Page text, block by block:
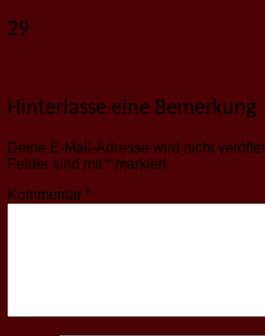
29
Hinterlasse eine Bemerkung
Deine E-Mail-Adresse wird nicht
Felder sind mit * markiert
Kommentar *